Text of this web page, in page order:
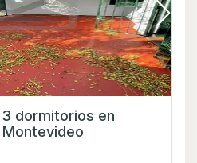
dormitorios en